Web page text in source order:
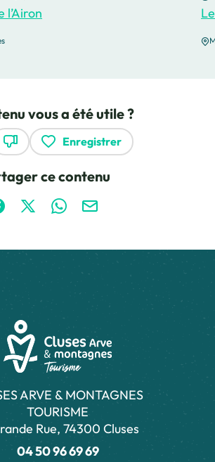
l’Airon
vous a été utile ?
Enregistrer
ce contenu
sur Facebook (nouvelle fenêtre)
Partager sur X / Twitter (nouvelle
Partager sur WhatsApp
Partager par mail
ARVE & MONTAGNES
TOURISME
Rue, 74300 Cluses
04 50 96 69 69